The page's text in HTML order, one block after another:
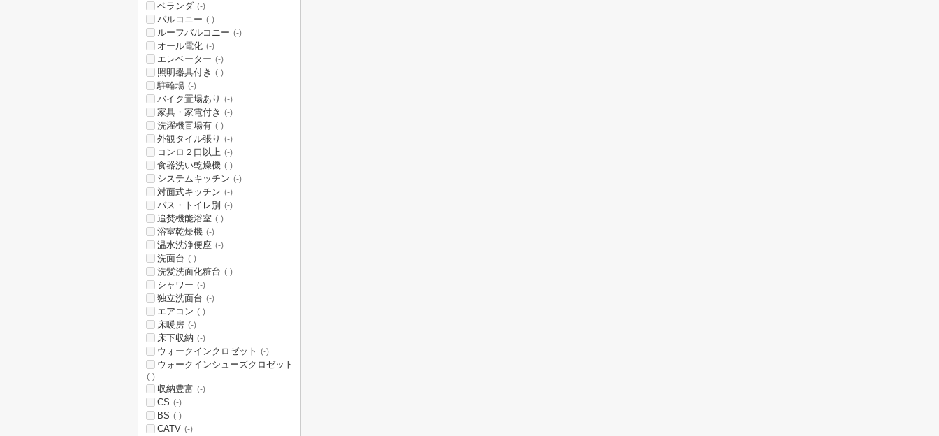
ベランダ (-)
バルコニー (-)
ルーフバルコニー (-)
オール電化 (-)
エレベーター (-)
照明器具付き (-)
駐輪場 (-)
バイク置場あり (-)
家具・家電付き (-)
洗濯機置場有 (-)
外観タイル張り (-)
コンロ２口以上 (-)
食器洗い乾燥機 (-)
システムキッチン (-)
対面式キッチン (-)
バス・トイレ別 (-)
追焚機能浴室 (-)
浴室乾燥機 (-)
温水洗浄便座 (-)
洗面台 (-)
洗髪洗面化粧台 (-)
シャワー (-)
独立洗面台 (-)
エアコン (-)
床暖房 (-)
床下収納 (-)
ウォークインクロゼット (-)
ウォークインシューズクロゼット
(-)
収納豊富 (-)
CS (-)
BS (-)
CATV (-)